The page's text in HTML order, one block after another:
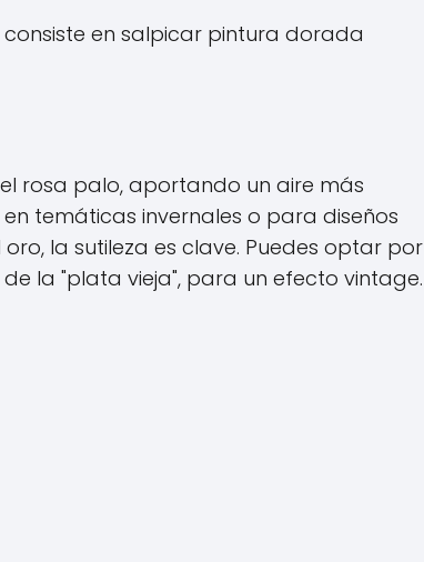
en salpicar pintura dorada
rosa palo, aportando un aire más
temáticas invernales o para diseños
la sutileza es clave. Puedes optar por
la "plata vieja", para un efecto vintage.